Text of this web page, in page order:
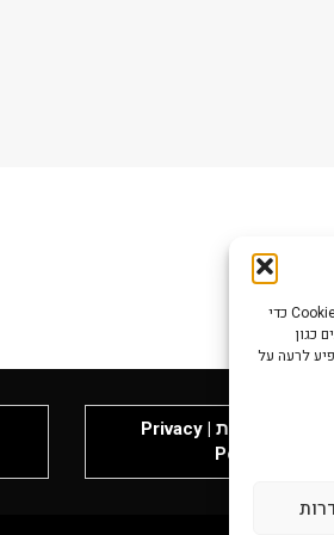
כדי לספק את חוויות המשתמש הטובות ביותר, אנו משתמשים בטכנולוגיות כמו קובצי Cookie כדי
כגון
לרעה על
מדיניות פרטיות | Privacy
Policy